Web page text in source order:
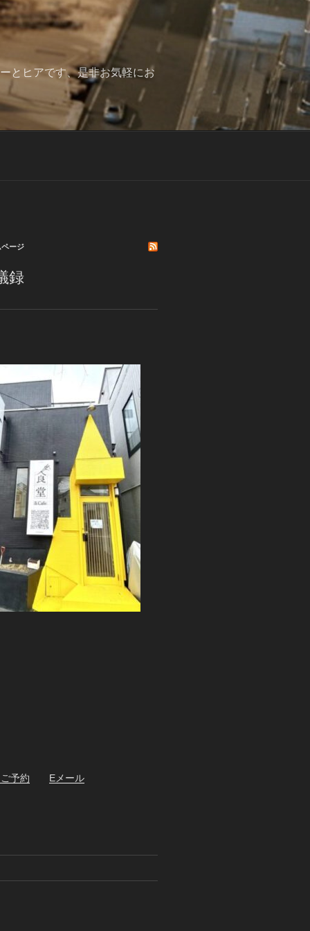
とヒアです、是非お気軽にお
ージ
録
予約 Eメール